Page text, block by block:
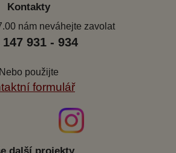
Kontakty
nám neváhejte zavolat
147 931 - 934
Nebo použijte
formulář
další projekty